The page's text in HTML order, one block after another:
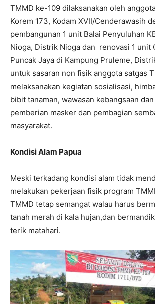
TMMD ke-109 dilaksanakan oleh
Korem 173, Kodam XVII/Cenderawasih
pembangunan 1 unit Balai Penyuluhan
Nioga, Distrik Nioga dan renovasi 1 unit
Puncak Jaya di Kampung Pruleme,
untuk sasaran non fisik anggota satgas
melaksanakan kegiatan sosialisasi,
bibit tanaman, wawasan kebangsaan
pemberian masker dan pembagian
masyarakat.
Kondisi Alam Papua
Meski terkadang kondisi alam tidak
melakukan pekerjaan fisik program
TMMD tetap semangat walau harus
tanah merah di kala hujan,dan
terik matahari.